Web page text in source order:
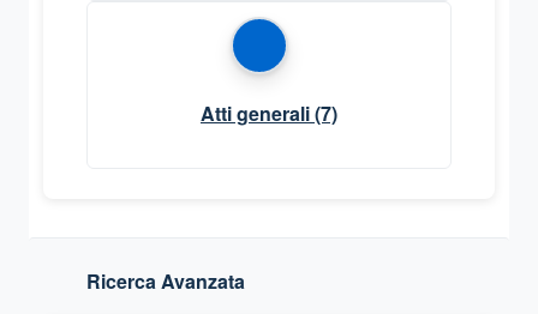
Atti generali(7)
Ricerca Avanzata